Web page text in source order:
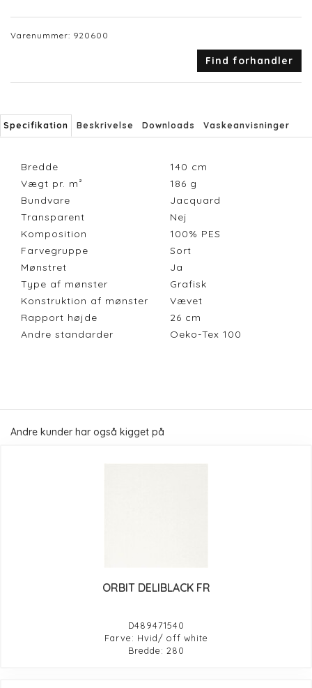
Varenummer: 920600
Find forhandler
Specifikation Beskrivelse Downloads Vaskeanvisninger
Bredde 140 cm
Vægt pr. m²
186 g
Bundvare
Jacquard
Transparent
Nej
Komposition
100% PES
Farvegruppe
Sort
Mønstret
Ja
Type af mønster
Grafisk
Konstruktion af mønster
Vævet
Rapport højde
26 cm
Andre standarder
Oeko-Tex 100
Andre kunder har også kigget på
ORBIT DELIBLACK FR
D489471540
Farve: Hvid/ off white
Bredde: 280